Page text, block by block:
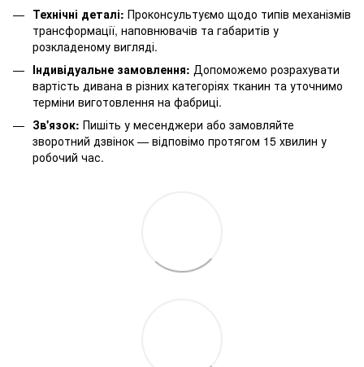
Технічні деталі: Проконсультуємо щодо типів механізмів
трансформації, наповнювачів та габаритів у
розкладеному вигляді.
Індивідуальне замовлення: Допоможемо розрахувати
вартість дивана в різних категоріях тканин та уточнимо
терміни виготовлення на фабриці.
Зв'язок: Пишіть у месенджери або замовляйте
зворотний дзвінок — відповімо протягом 15 хвилин у
робочий час.